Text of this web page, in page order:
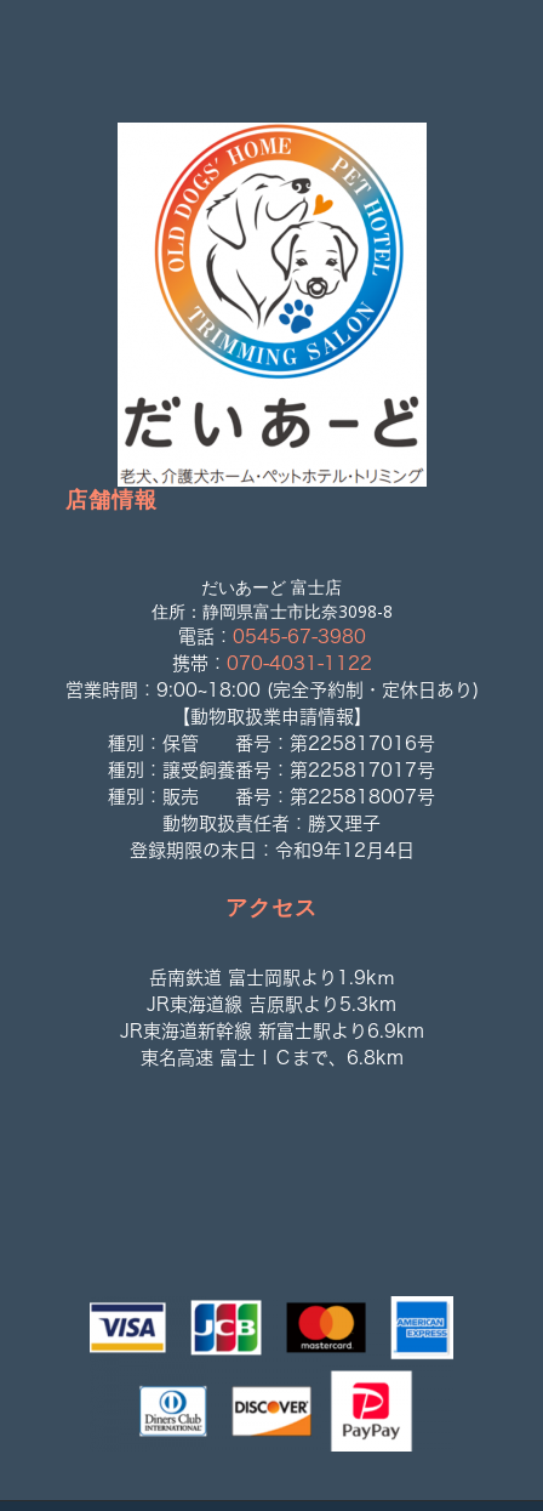
店舗情報
だいあーど 富士店
住所：静岡県富士市比奈3098-8
電話： 0545-67-3980
携帯： 070-4031-1122
営業時間：9:00~18:00 (完全予約制・定休日あり)
【動物取扱業申請情報】
種別：保管 番号：第225817016号
種別：譲受飼養番号：第225817017号
種別：販売 番号：第225818007号
動物取扱責任者：勝又理子
登録期限の末日：令和9年12月4日
アクセス
岳南鉄道 富士岡駅より1.9kｍ
JR東海道線 吉原駅より5.3km
JR東海道新幹線 新富士駅より6.9km
東名高速 富士ＩＣまで、6.8km